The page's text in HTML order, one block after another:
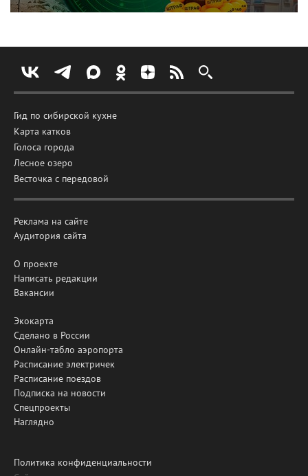
Гид по сибирской кухне
Карта катков
Голоса города
Лесное озеро
Весточка с передовой
Реклама на сайте
Аудитория сайта
О проекте
Написать редакции
Вакансии
Экокарта
Сделано в России
Онлайн-табло аэропорта
Расписание электричек
Расписание поездов
Подписка на новости
Спецпроекты
Наглядно
Политика конфиденциальности